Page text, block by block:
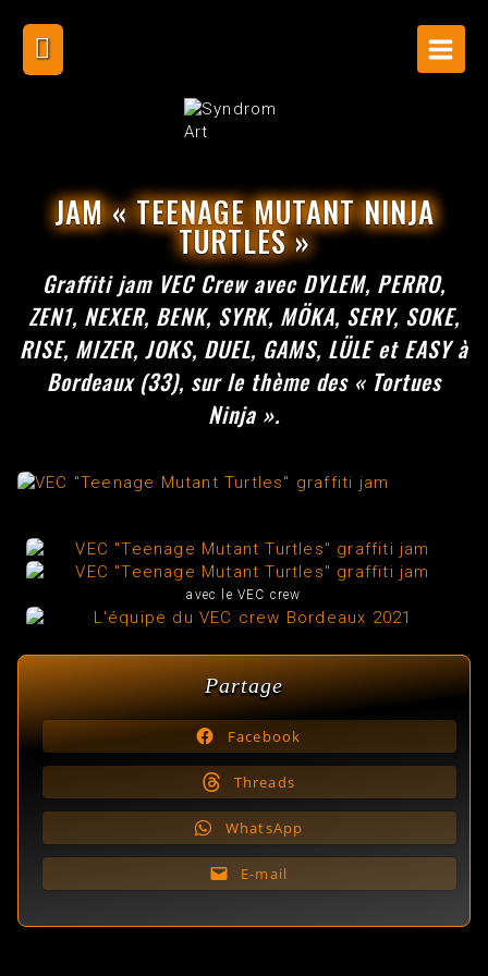
content
JAM « TEENAGE MUTANT NINJA
TURTLES »
Graffiti jam VEC Crew avec DYLEM, PERRO,
ZEN1, NEXER, BENK, SYRK, MÖKA, SERY, SOKE,
RISE, MIZER, JOKS, DUEL, GAMS, LÜLE et EASY à
Bordeaux (33), sur le thème des « Tortues
Ninja ».
avec le VEC crew
Partage
Facebook
Threads
WhatsApp
E-mail